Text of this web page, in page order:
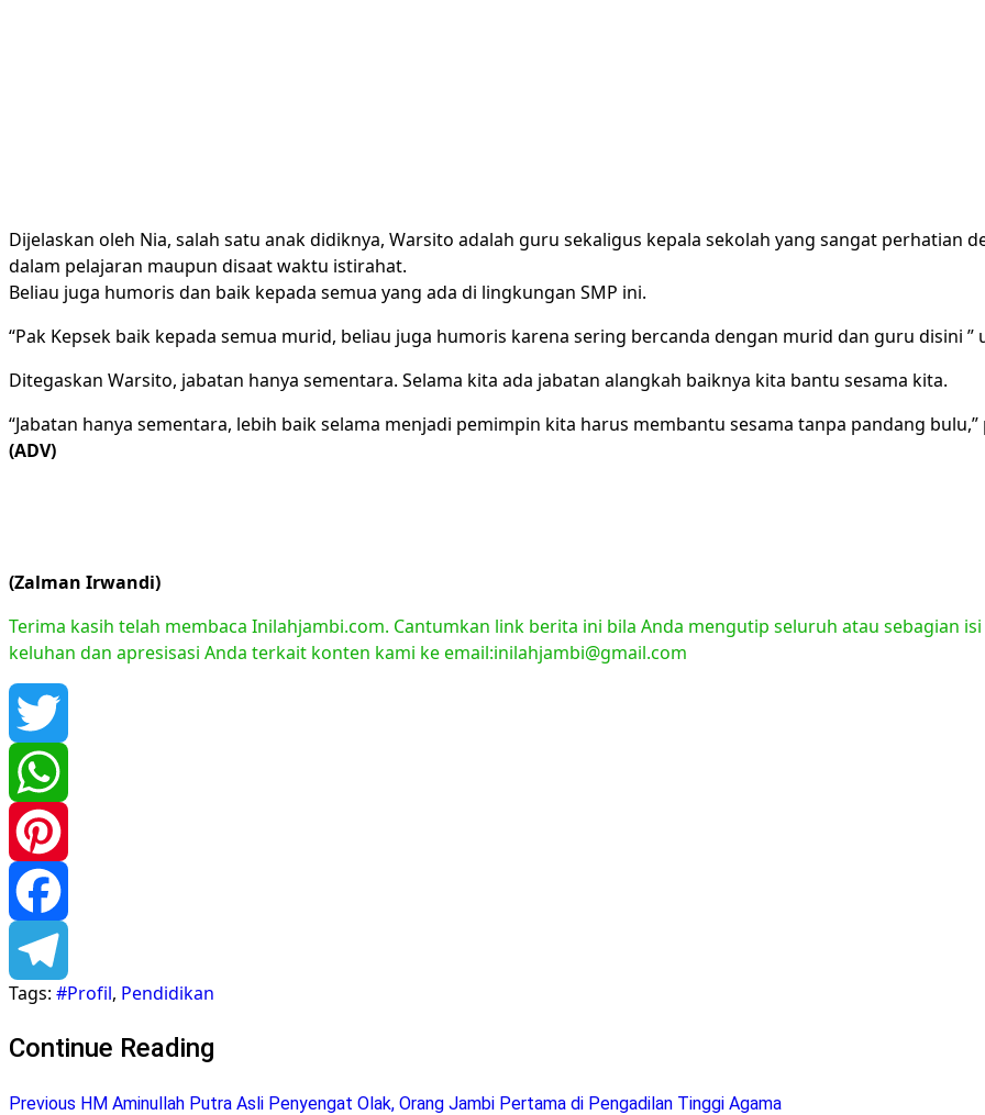
Dijelaskan oleh Nia, salah satu anak didiknya, Warsito adalah guru sekaligus kepala sekolah yang sangat perhatian
dalam pelajaran maupun disaat waktu istirahat.
Beliau juga humoris dan baik kepada semua yang ada di lingkungan SMP ini.
“Pak Kepsek baik kepada semua murid, beliau juga humoris karena sering bercanda dengan murid dan guru disini ”
Ditegaskan Warsito, jabatan hanya sementara. Selama kita ada jabatan alangkah baiknya kita bantu sesama kita.
“Jabatan hanya sementara, lebih baik selama menjadi pemimpin kita harus membantu sesama tanpa pandang
(ADV)
(Zalman Irwandi)
Terima kasih telah membaca Inilahjambi.com. Cantumkan link berita ini bila Anda mengutip seluruh atau sebagian
keluhan dan apresisasi Anda terkait konten kami ke email:inilahjambi@gmail.com
Twitter
WhatsApp
Pinterest
Facebook
Telegram
Tags: #Profil, Pendidikan
Continue Reading
Previous HM Aminullah Putra Asli Penyengat Olak, Orang Jambi Pertama di Pengadilan Tinggi Agama